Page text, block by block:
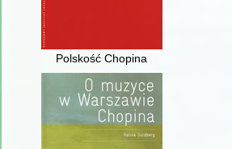
Polskość Chopina